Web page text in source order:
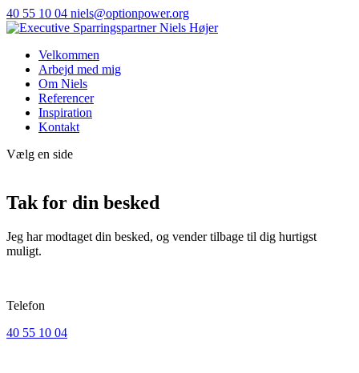
40 55 10 04 niels@optionpower.org
Velkommen
Arbejd med mig
Om Niels
Referencer
Inspiration
Kontakt
Vælg en side
Tak for din besked
Jeg har modtaget din besked, og vender tilbage til dig hurtigst
muligt.
Telefon
40 55 10 04